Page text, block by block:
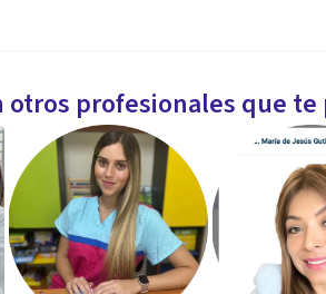
otros profesionales que